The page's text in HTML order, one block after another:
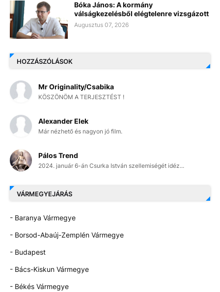
Bóka János: A kormány
válságkezelésből elégtelenre vizsgázott
Augusztus 07, 2026
HOZZÁSZÓLÁSOK
Mr Originality/Csabika
KÖSZÖNÖM A TERJESZTÉST !
Alexander Elek
Már nézhető és nagyon jó film.
Pálos Trend
2024. január 6-án Csurka István szellemiségét idéz...
VÁRMEGYEJÁRÁS
- Baranya Vármegye
- Borsod-Abaúj-Zemplén Vármegye
- Budapest
- Bács-Kiskun Vármegye
- Békés Vármegye